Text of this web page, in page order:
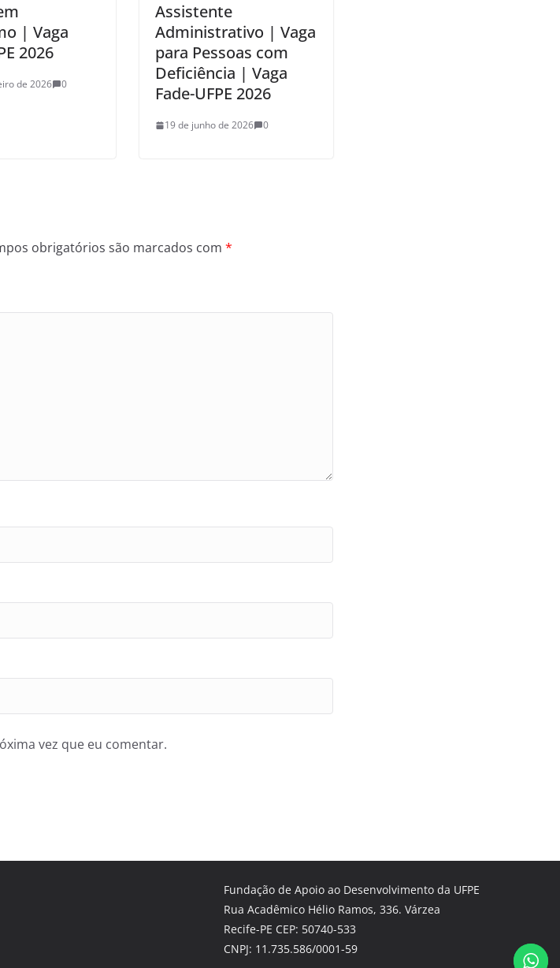
| Vaga
2026
de 2026 0
Assistente
Administrativo | Vaga
para Pessoas com
Deficiência | Vaga
Fade-UFPE 2026
19 de junho de 2026 0
obrigatórios são marcados com *
vez que eu comentar.
Fundação de Apoio ao Desenvolvimento da UFPE
Rua Acadêmico Hélio Ramos, 336. Várzea
Recife-PE CEP: 50740-533
CNPJ: 11.735.586/0001-59